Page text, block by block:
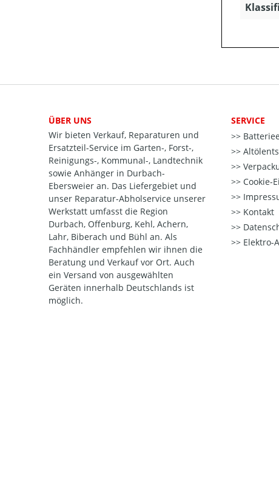
ÜBER UNS
Wir bieten Verkauf, Reparaturen und
Ersatzteil-Service im Garten-, Forst-,
Reinigungs-, Kommunal-, Landtechnik
sowie Anhänger in Durbach-
Ebersweier an. Das Liefergebiet und
unser Reparatur-Abholservice unserer
Werkstatt umfasst die Region
Durbach, Offenburg, Kehl, Achern,
Lahr, Biberach und Bühl an. Als
Fachhändler empfehlen wir ihnen die
Beratung und Verkauf vor Ort. Auch
ein Versand von ausgewählten
Geräten innerhalb Deutschlands ist
möglich.
SERVICE
Cookie-
Kontakt
Elektro-